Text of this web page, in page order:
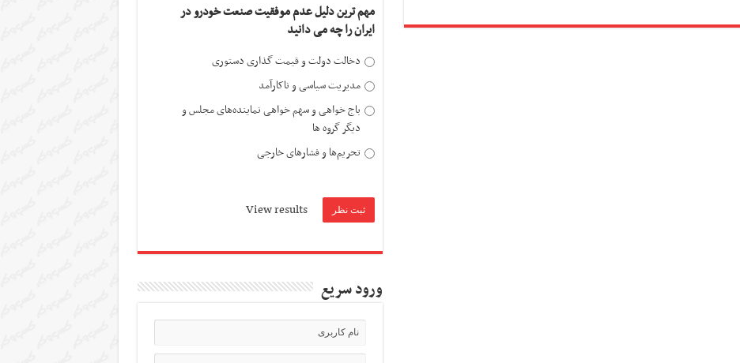
مهم ترین دلیل عدم موفقیت صنعت خودرو در
ایران را چه می دانید
دخالت دولت و قیمت گذاری دستوری
مدیریت سیاسی و ناکارآمد
باج خواهی و سهم خواهی نماینده‌های مجلس و
دیگر گروه ها
تحریم‌ها و فشارهای خارجی
View results
ورود سریع